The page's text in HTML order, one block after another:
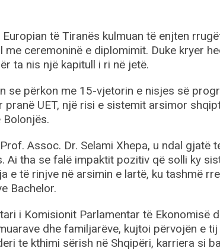
të Tiranës kulmuan të enjten
ceremoninë e diplomimit. Duke kryer
ta nis një kapitull i ri në jetë.
se përkon me 15-vjetorin e nisjes së
UET, një risi e sistemit arsimor
Assoc. Dr. Selami Xhepa, u ndal gjatë
Ai tha se falë impaktit pozitiv që solli ky
e të rinjve në arsimin e lartë, ku tashmë
Bachelor.
i Komisionit Parlamentar të Ekonomisë
dhe familjarëve, kujtoi përvojën e
te kthimi sërish në Shqipëri, karriera si